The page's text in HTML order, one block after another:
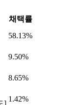
채택률
58.13%
9.50%
8.65%
]
1.42%